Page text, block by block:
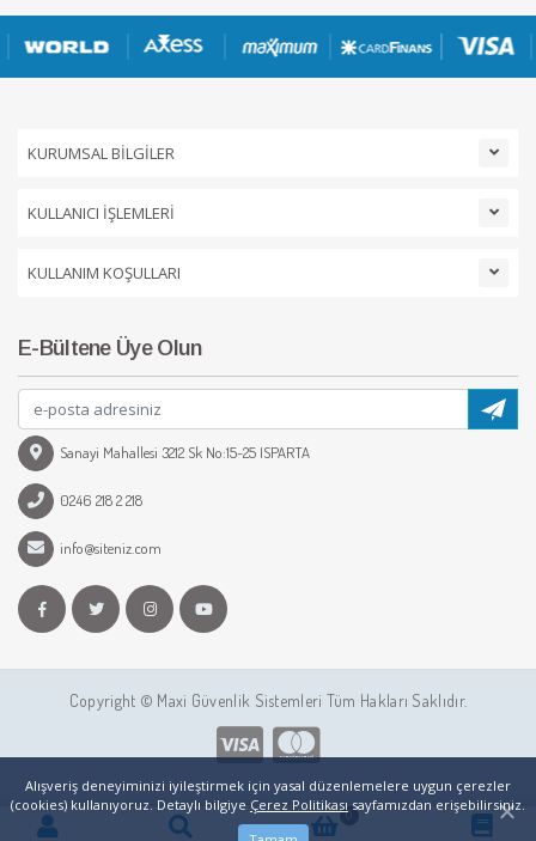
0
Alışveriş deneyiminizi iyileştirmek için yasal düzenlemelere uygun çerezler
(cookies) kullanıyoruz. Detaylı bilgiye Çerez Politikası sayfamızdan erişebilirsiniz.
KURUMSAL BİLGİLER
KULLANICI İŞLEMLERİ
KULLANIM KOŞULLARI
E-Bültene Üye Olun
Sanayi Mahallesi 3212 Sk No:15-25 ISPARTA
0246 218 2 218
info@siteniz.com
Copyright © Maxi Güvenlik Sistemleri Tüm Hakları Saklıdır.